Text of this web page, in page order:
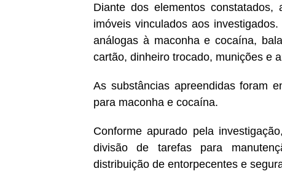
Diante dos elementos
imóveis vinculados aos
análogas à maconha e cocaína,
cartão, dinheiro trocado, munições e
As substâncias apreendidas foram
para maconha e cocaína.
Conforme apurado pela
divisão de tarefas para
distribuição de entorpecentes e